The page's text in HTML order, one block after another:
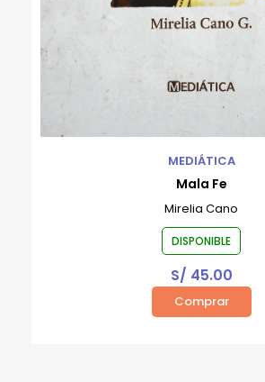
MEDIÁTICA
Mala Fe
Mirelia Cano
DISPONIBLE
S/ 45.00
Comprar